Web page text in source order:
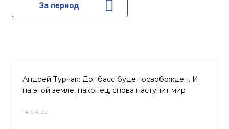
За период
Андрей Турчак: Донбасс будет освобожден. И
на этой земле, наконец, снова наступит мир
14.04.22